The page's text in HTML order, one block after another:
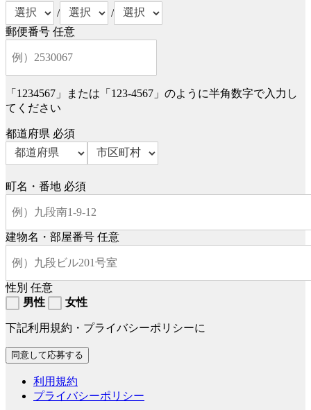
/
/
郵便番号 任意
「1234567」または「123-4567」のように半角数字で入力し
てください
都道府県 必須
町名・番地 必須
建物名・部屋番号 任意
性別 任意
男性
女性
下記利用規約・プライバシーポリシーに
利用規約
プライバシーポリシー